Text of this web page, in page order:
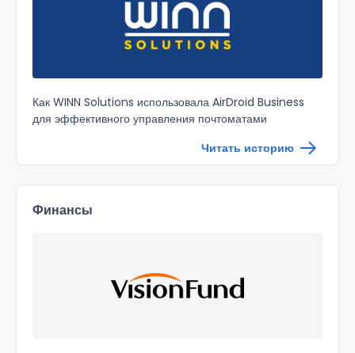
Как WINN Solutions использовала AirDroid Business
для эффективного управления почтоматами
Читать историю
Финансы